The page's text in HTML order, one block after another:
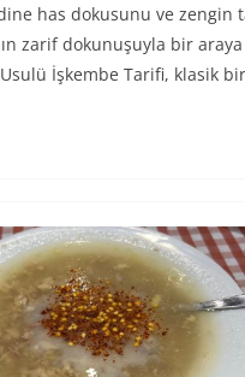
has dokusunu ve zengin
zarif dokunuşuyla bir araya
İşkembe Tarifi, klasik